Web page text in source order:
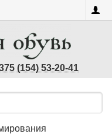
(154) 53-20-41